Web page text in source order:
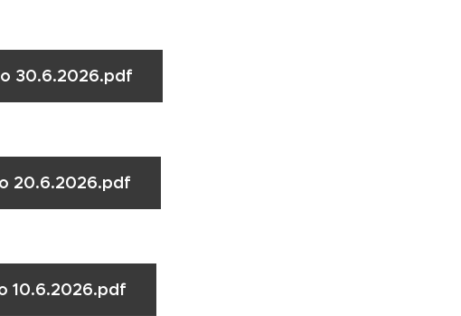
30.6.2026.pdf
20.6.2026.pdf
10.6.2026.pdf